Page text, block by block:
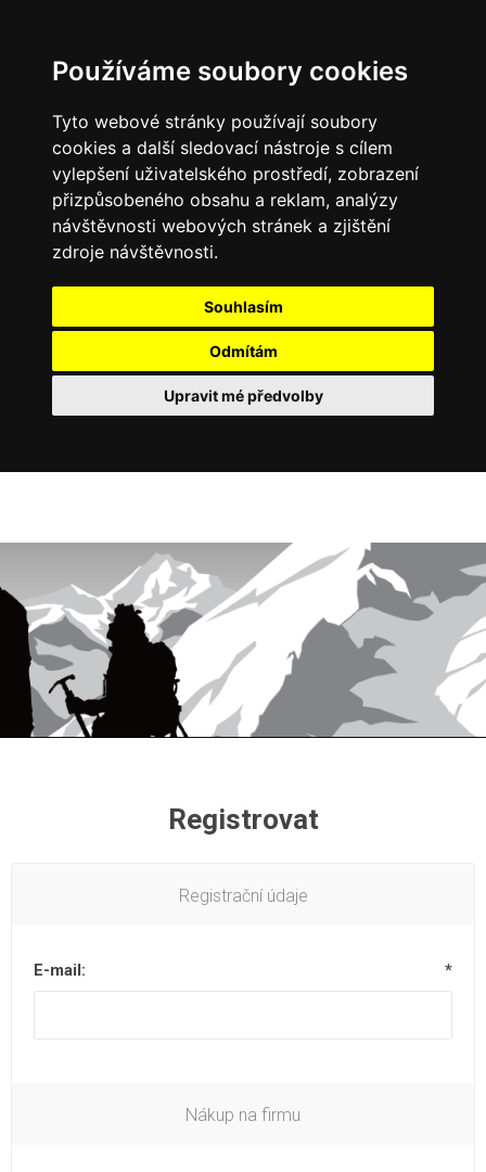
Používáme soubory cookies
Tyto webové stránky používají soubory
cookies a další sledovací nástroje s cílem
vylepšení uživatelského prostředí, zobrazení
přizpůsobeného obsahu a reklam, analýzy
návštěvnosti webových stránek a zjištění
zdroje návštěvnosti.
Souhlasím
Odmítám
Upravit mé předvolby
Registrovat
Registrační údaje
E-mail: *
Nákup na firmu